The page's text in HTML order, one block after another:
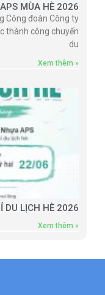
MÙA HÈ 2026
Công đoàn Công ty
thành công chuyến
du
Xem thêm »
DU LỊCH HÈ 2026
Xem thêm »